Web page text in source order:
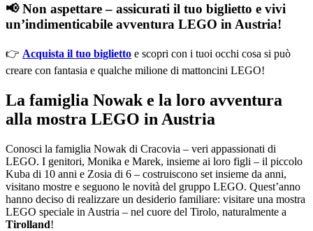
📢 Non aspettare – assicurati il tuo biglietto e vivi
un’indimenticabile avventura LEGO in Austria!
👉 Acquista il tuo biglietto e scopri con i tuoi occhi cosa si può
creare con fantasia e qualche milione di mattoncini LEGO!
La famiglia Nowak e la loro avventura
alla mostra LEGO in Austria
Conosci la famiglia Nowak di Cracovia – veri appassionati di
LEGO. I genitori, Monika e Marek, insieme ai loro figli – il piccolo
Kuba di 10 anni e Zosia di 6 – costruiscono set insieme da anni,
visitano mostre e seguono le novità del gruppo LEGO. Quest’anno
hanno deciso di realizzare un desiderio familiare: visitare una mostra
LEGO speciale in Austria – nel cuore del Tirolo, naturalmente a
Tirolland!